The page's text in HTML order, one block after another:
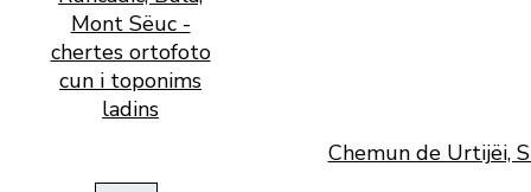
Chemun de Urtijëi,